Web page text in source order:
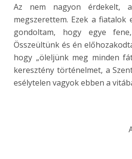
Az nem nagyon érdekelt,
megszerettem. Ezek a
gondoltam, hogy egye
Összeültünk és én
hogy „öleljünk meg minden
keresztény történelmet, a
esélytelen vagyok ebben a